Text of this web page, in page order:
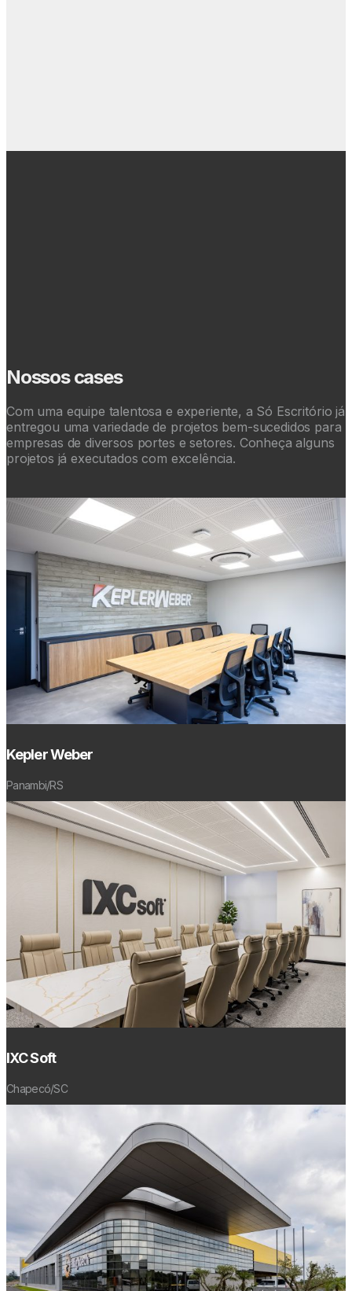
Nossos cases
Com uma equipe talentosa e experiente, a Só Escritório já
entregou uma variedade de projetos bem-sucedidos para
empresas de diversos portes e setores. Conheça alguns
projetos já executados com excelência.
Kepler Weber
Panambi/RS
IXC Soft
Chapecó/SC